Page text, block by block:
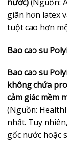
nước)(Nguồn:
giãn hơn latex
tuột cao hơn
Bao cao su
Bao cao su
không chứa
cảm giác mềm
(Nguồn:
nhất. Tuy
gốc nước hoặc